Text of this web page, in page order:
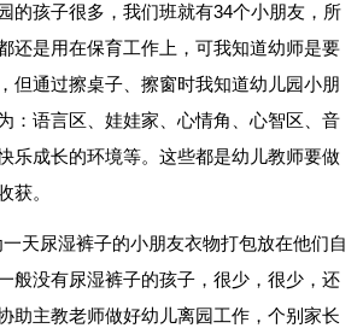
的孩子很多，我们班就有34个小朋友，所
还是用在保育工作上，可我知道幼师是要
但通过擦桌子、擦窗时我知道幼儿园小朋
：语言区、娃娃家、心情角、心智区、音
乐成长的环境等。这些都是幼儿教师要做
获。
天尿湿裤子的小朋友衣物打包放在他们自
般没有尿湿裤子的孩子，很少，很少，还
助主教老师做好幼儿离园工作，个别家长